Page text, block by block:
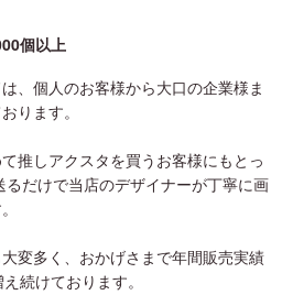
個以上
、個人のお客様から大口の企業様ま
ります。
推しアクスタを買うお客様にもとっ
だけで当店のデザイナーが丁寧に画
変多く、おかげさまで年間販売実績
続けております。